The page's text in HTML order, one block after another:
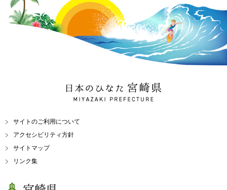
日本のひなた 宮崎県
MIYAZAKI PREFECTURE
サイトのご利用について
アクセシビリティ方針
サイトマップ
リンク集
宮崎県